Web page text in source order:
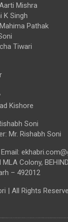
Mishra
K Singh
Pathak
Tiwari
Kishore
Soni
Mr. Rishabh Soni
Colony,
– 492012
| All Rights